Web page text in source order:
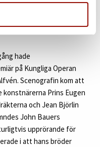
förliste på Vättern en
hade
på Kungliga Operan
Scenografin kom att
Prins Eugen
och Jean Björlin
John Bauers
upprörande för
i att hans bröder